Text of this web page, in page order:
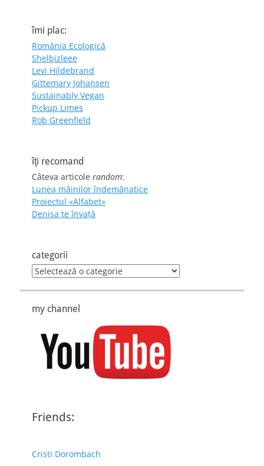
îmi plac:
România Ecologică
Shelbizleee
Levi Hildebrand
Gittemary Johansen
Sustainably Vegan
Pickup Limes
Rob Greenfield
îţi recomand
Câteva articole random:
Lunea mâinilor îndemânatice
Proiectul «Alfabet»
Denisa te învaţă
categorii
categorii
my channel
Friends:
Cristi Dorombach